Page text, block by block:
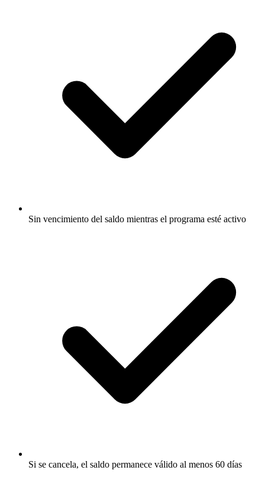
Sin vencimiento del saldo mientras el programa esté activo
Si se cancela, el saldo permanece válido al menos 60 días